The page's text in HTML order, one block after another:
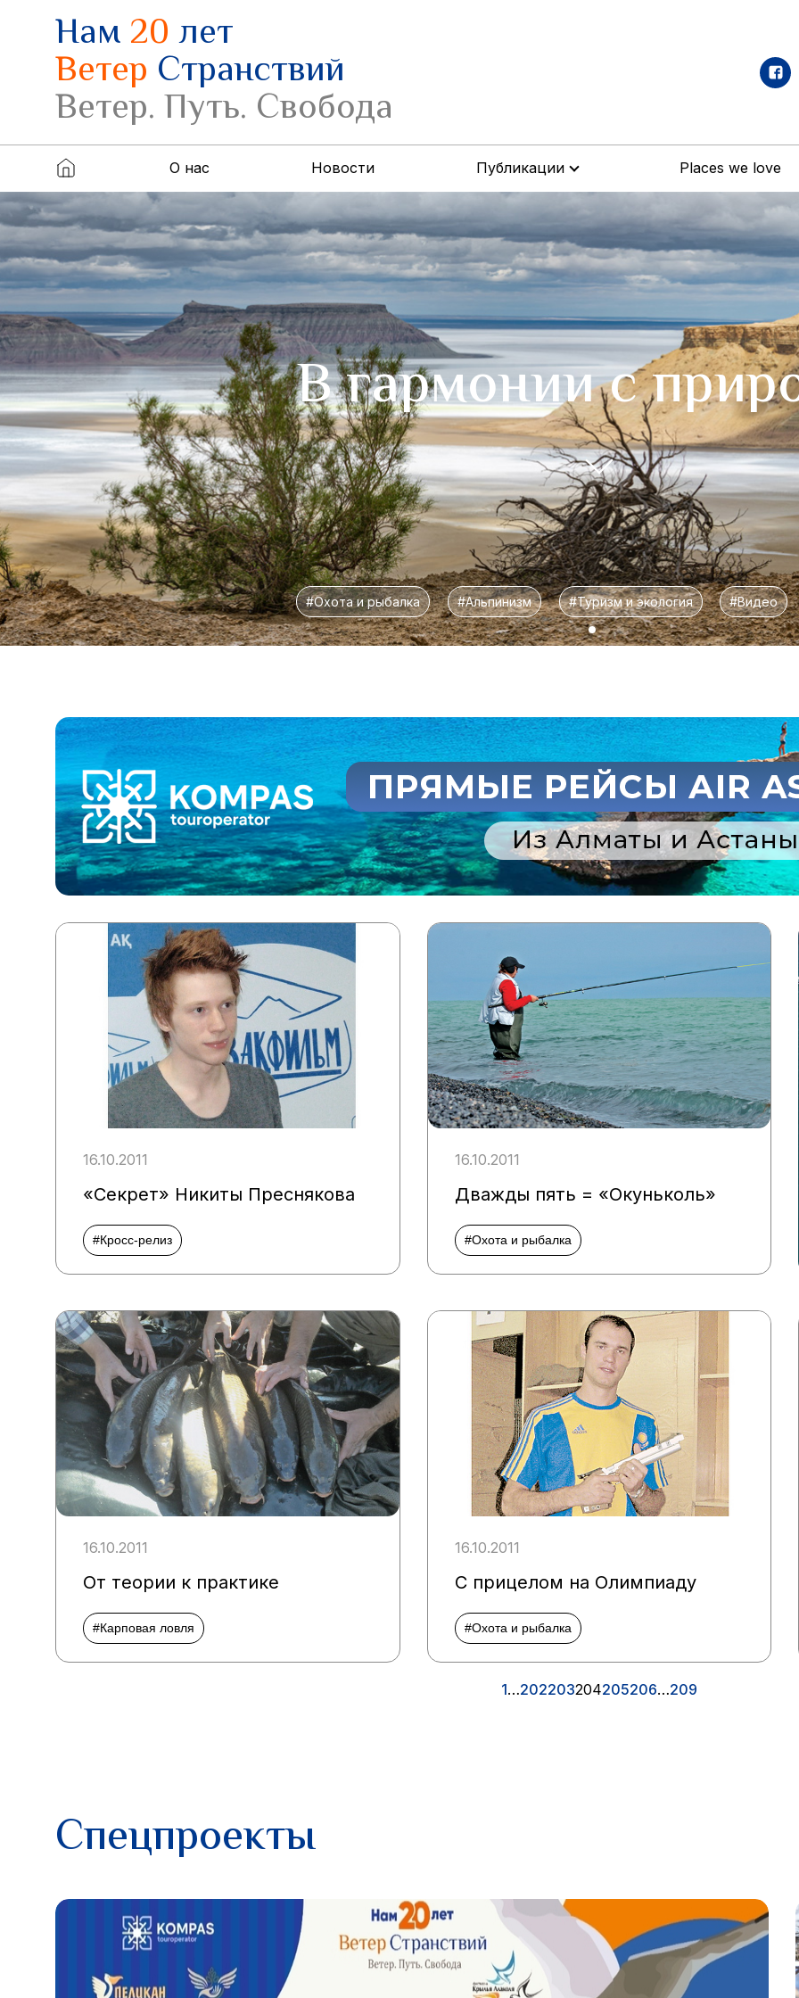
Нам20лет
Ветер Странствий
Ветер. Путь. Свобода
О нас Новости Публикации Places we love
В гармонии с
#Охота и рыбалка #Альпинизм #Туризм и экология #Видео
16.10.2011
«Секрет» Никиты Преснякова
#Кросс-релиз
16.10.2011
Дважды пять = «Окуньколь»
#Охота и рыбалка
16.10.2011
От теории к практике
#Карповая ловля
16.10.2011
С прицелом на Олимпиаду
#Охота и рыбалка
1…202203204205206…209
Спецпроекты